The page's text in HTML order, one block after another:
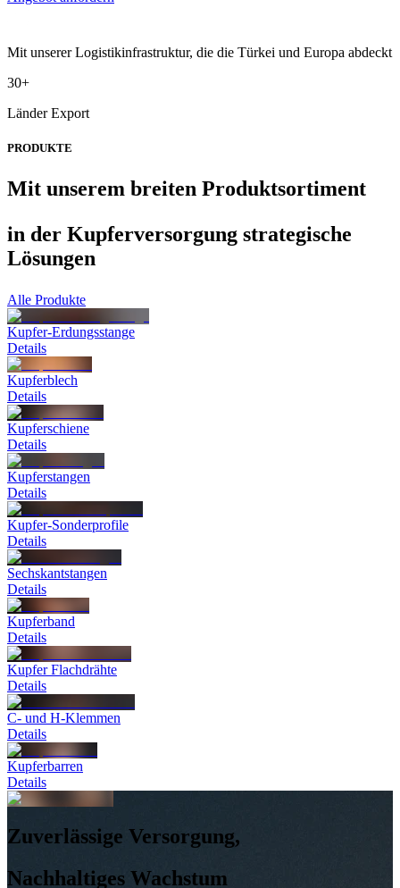
Mit unserer Logistikinfrastruktur, die die Türkei und Europa abdeckt
30+
Länder Export
PRODUKTE
Mit unserem breiten Produktsortiment
in der Kupferversorgung strategische
Lösungen
Alle Produkte
Kupfer-Erdungsstange
Details
Kupferblech
Details
Kupferschiene
Details
Kupferstangen
Details
Kupfer-Sonderprofile
Details
Sechskantstangen
Details
Kupferband
Details
Kupfer Flachdrähte
Details
C- und H-Klemmen
Details
Kupferbarren
Details
Zuverlässige Versorgung,
Nachhaltiges Wachstum